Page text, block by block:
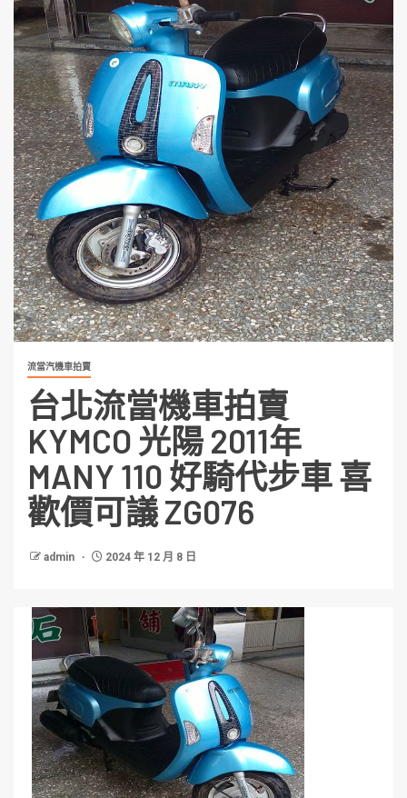
流當汽機車拍賣
台北流當機車拍賣
KYMCO 光陽 2011年
MANY 110 好騎代步車 喜
歡價可議 ZG076
admin 2024 年 12 月 8 日